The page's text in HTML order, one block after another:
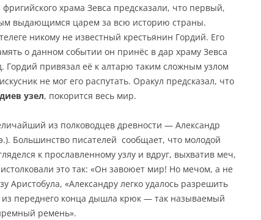
храма Зевса предсказали, что первый,
выдающимся царем за всю историю страны.
никому не известный крестьянин Гордий. Его
о данном событии он принёс в дар храму Зевса
Гордий привязал её к алтарю таким сложным узлом
не мог его распутать. Оракул предсказал, что
узел, покорится весь мир.
из полководцев древности — Александр
Большинство писателей сообщает, что молодой
к прославленному узлу и вдруг, выхватив меч,
это так: «Он завоюет мир! Но мечом, а не
Аристобула, «Александру легко удалось разрешить
из переднего конца дышла крюк — так называемый
ремень».